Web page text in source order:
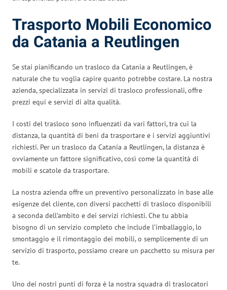
Trasporto Mobili Economico
da Catania a Reutlingen
Se stai pianificando un trasloco da Catania a Reutlingen, è
naturale che tu voglia capire quanto potrebbe costare. La nostra
azienda, specializzata in servizi di trasloco professionali, offre
prezzi equi e servizi di alta qualità.
I costi del trasloco sono influenzati da vari fattori, tra cui la
distanza, la quantità di beni da trasportare e i servizi aggiuntivi
richiesti. Per un trasloco da Catania a Reutlingen, la distanza è
ovviamente un fattore significativo, così come la quantità di
mobili e scatole da trasportare.
La nostra azienda offre un preventivo personalizzato in base alle
esigenze del cliente, con diversi pacchetti di trasloco disponibili
a seconda dell’ambito e dei servizi richiesti. Che tu abbia
bisogno di un servizio completo che include l’imballaggio, lo
smontaggio e il rimontaggio dei mobili, o semplicemente di un
servizio di trasporto, possiamo creare un pacchetto su misura per
te.
Uno dei nostri punti di forza è la nostra squadra di traslocatori